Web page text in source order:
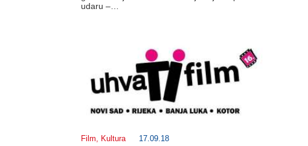
udaru –…
Film, Kultura 17.09.18